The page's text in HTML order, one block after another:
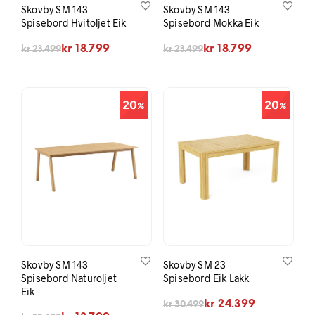
Skovby SM 143
Spisebord Hvitoljet Eik
kr23.499
Opprinnelig pris var: kr 23.499.
kr 18.799
Nåværende pris er: kr 18.799.
Skovby SM 143
Spisebord Mokka Eik
kr23.499
Opprinnelig pris var: kr 23.499.
kr 18.799
Nåværende pris er: kr 18.799.
20
Skovby SM 143
Spisebord Naturoljet
Eik
20
Skovby SM 23
Spisebord Eik Lakk
kr30.499
Opprinnelig pris var: kr 30.499.
kr 24.399
Nåværende pris er: kr 24.399.